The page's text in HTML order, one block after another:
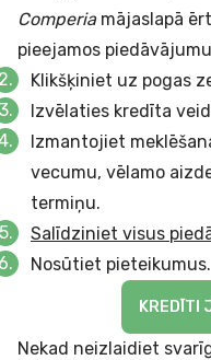
Comperia mājaslapā
pieejamos
Klikšķiniet uz pogas
Izvēlaties kredīta
Izmantojiet
vecumu, vēlamo
termiņu.
Salīdziniet visus
Nosūtiet pieteikumus.
KREDĪTI
Nekad neizlaidiet